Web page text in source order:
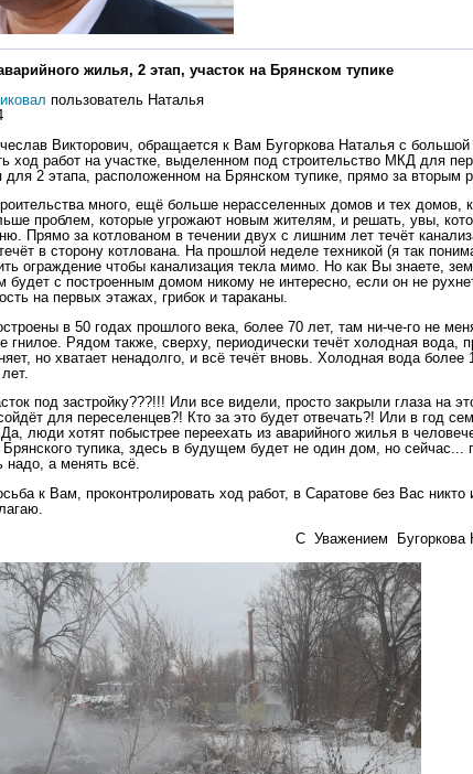
жилья, 2 этап, участок на Брянском тупике
пользователь Наталья
Викторович, обращается к Вам Бугоркова Наталья с большой
ход работ на участке, выделенном под строительство МКД для
для 2 этапа, расположенном на Брянском тупике, прямо за вторым
много, ещё больше нерасселенных домов и тех домов,
проблем, которые угрожают новым жителям, и решать, увы,
Прямо за котлованом в течении двух с лишним лет течёт
в сторону котлована. На прошлой неделе техникой (я так
ограждение чтобы канализация текла мимо. Но как Вы знаете,
будет с построенным домом никому не интересно, если он не
на первых этажах, грибок и тараканы.
в 50 годах прошлого века, более 70 лет, там ни-че-го не
гнилое. Рядом также, сверху, периодически течёт холодная вода,
но хватает ненадолго, и всё течёт вновь. Холодная вода более
под застройку???!!! Или все видели, просто закрыли глаза на
для переселенцев?! Кто за это будет отвечать?! Или в год
люди хотят побыстрее переехать из аварийного жилья в
Брянского тупика, здесь в будущем будет не один дом, но сейчас...
надо, а менять всё.
к Вам, проконтролировать ход работ, в Саратове без Вас никто
Бугоркова